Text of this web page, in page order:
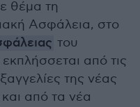
θέμα τη
Ασφάλεια, στο
του
από τις
της νέας
από τα νέα